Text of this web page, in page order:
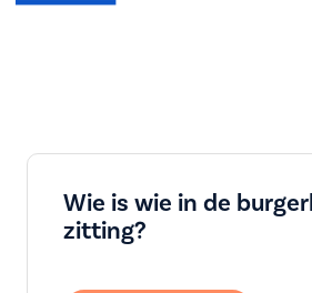
Wie is wie in de
zitting?